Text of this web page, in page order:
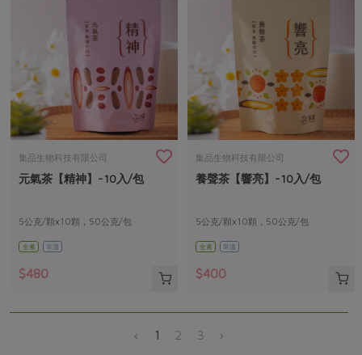
集品生物科技有限公司
元氣茶【精神】-10入/包
5公克/顆x10顆，50公克/包
全素 常溫
$480
集品生物科技有限公司
養聲茶【響亮】-10入/包
5公克/顆x10顆，50公克/包
全素 常溫
$400
‹ 1 2 3 ›